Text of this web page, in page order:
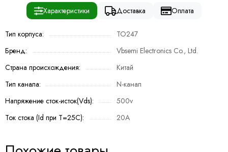
Характеристики Доставка Оплата
Тип корпуса:
TO247
Бренд:
Vbsemi Electronics Co., Ltd.
Страна происхождения:
Китай
Тип канала:
N-канал
Напряжение сток-исток(Vds):
500v
Ток стока (Id при T=25C):
20A